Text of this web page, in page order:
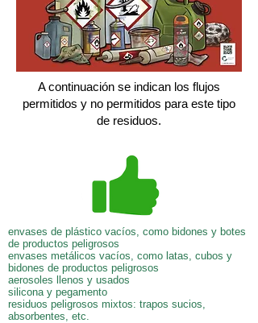
A continuación se indican los flujos
permitidos y no permitidos para este tipo
de residuos.
envases de plástico vacíos, como bidones y botes
de productos peligrosos
envases metálicos vacíos, como latas, cubos y
bidones de productos peligrosos
aerosoles llenos y usados
silicona y pegamento
residuos peligrosos mixtos: trapos sucios,
absorbentes, etc.